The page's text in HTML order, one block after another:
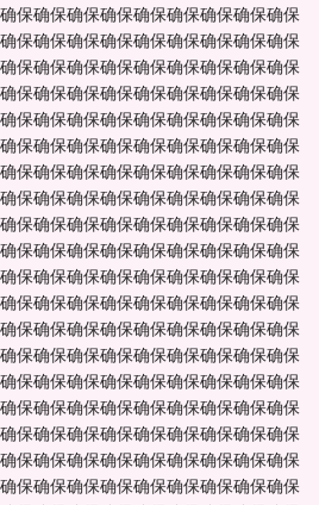
保确保确保确保确保确保确保确保确保
保确保确保确保确保确保确保确保确保
保确保确保确保确保确保确保确保确保
保确保确保确保确保确保确保确保确保
保确保确保确保确保确保确保确保确保
保确保确保确保确保确保确保确保确保
保确保确保确保确保确保确保确保确保
保确保确保确保确保确保确保确保确保
保确保确保确保确保确保确保确保确保
保确保确保确保确保确保确保确保确保
保确保确保确保确保确保确保确保确保
保确保确保确保确保确保确保确保确保
保确保确保确保确保确保确保确保确保
保确保确保确保确保确保确保确保确保
保确保确保确保确保确保确保确保确保
保确保确保确保确保确保确保确保确保
保确保确保确保确保确保确保确保确保
保确保确保确保确保确保确保确保确保
保确保确保确保确保确保确保确保确保